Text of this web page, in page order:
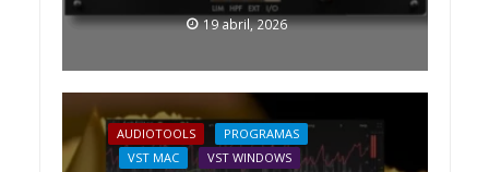
19 abril, 2026
AUDIOTOOLS
PROGRAMAS
VST MAC
VST WINDOWS